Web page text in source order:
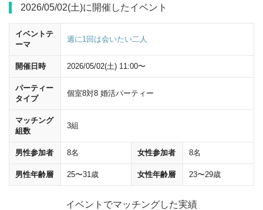
20ｍほど直進し、「八重洲方面・大丸」の標識に従い、左に曲がってく
ださい。
2026/05/02(土)に開催したイベント
イベントテ
ーマ
週に1回は会いたい二人
開催日時 2026/05/02(土) 11:00〜
パーティー
タイプ
個室8対8 婚活パーティー
マッチング
組数
3組
男性参加者 8名 女性参加者 8名
男性年齢層 25〜31歳 女性年齢層 23〜29歳
イベントでマッチングした実績